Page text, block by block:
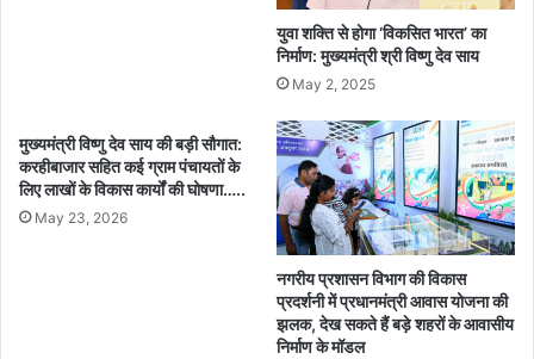
युवा शक्ति से होगा ‘विकसित भारत’ का
निर्माण: मुख्यमंत्री श्री विष्णु देव साय
May 2, 2025
मुख्यमंत्री विष्णु देव साय की बड़ी सौगात:
करहीबाजार सहित कई ग्राम पंचायतों के
लिए लाखों के विकास कार्यों की घोषणा…..
May 23, 2026
नगरीय प्रशासन विभाग की विकास
प्रदर्शनी में प्रधानमंत्री आवास योजना की
झलक, देख सकते हैं बड़े शहरों के आवासीय
निर्माण के मॉडल